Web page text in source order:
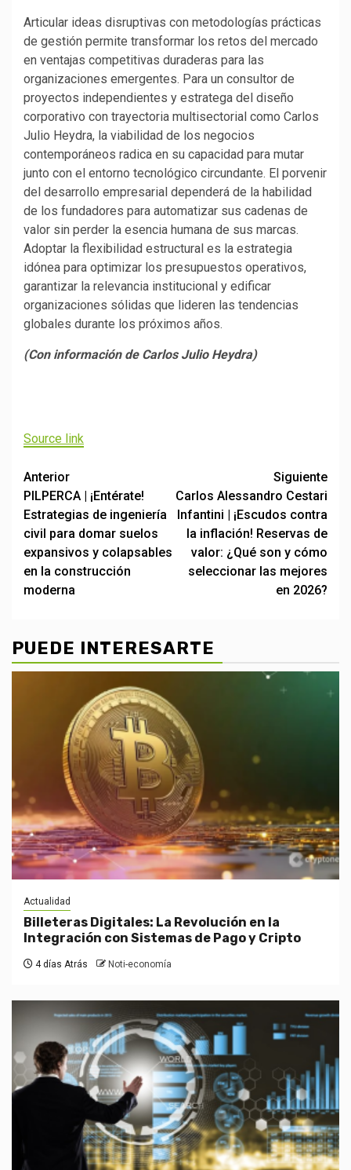
Articular ideas disruptivas con metodologías prácticas
de gestión permite transformar los retos del mercado
en ventajas competitivas duraderas para las
organizaciones emergentes. Para un consultor de
proyectos independientes y estratega del diseño
corporativo con trayectoria multisectorial como Carlos
Julio Heydra, la viabilidad de los negocios
contemporáneos radica en su capacidad para mutar
junto con el entorno tecnológico circundante. El porvenir
del desarrollo empresarial dependerá de la habilidad
de los fundadores para automatizar sus cadenas de
valor sin perder la esencia humana de sus marcas.
Adoptar la flexibilidad estructural es la estrategia
idónea para optimizar los presupuestos operativos,
garantizar la relevancia institucional y edificar
organizaciones sólidas que lideren las tendencias
globales durante los próximos años.
(Con información de Carlos Julio Heydra)
entradas
Source link
Post
navigation
Anterior
PILPERCA | ¡Entérate!
Estrategias de ingeniería
civil para domar suelos
expansivos y colapsables
en la construcción
moderna
Siguiente
Carlos Alessandro Cestari
Infantini | ¡Escudos contra
la inflación! Reservas de
valor: ¿Qué son y cómo
seleccionar las mejores
en 2026?
PUEDE INTERESARTE
Actualidad
Billeteras Digitales: La Revolución en la
Integración con Sistemas de Pago y Cripto
4 días Atrás Noti-economía